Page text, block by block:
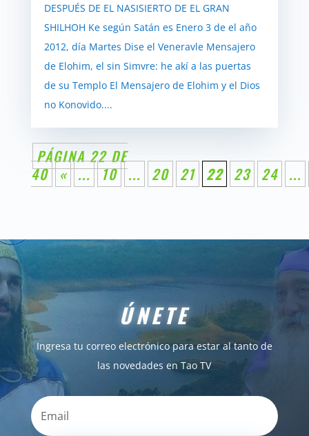
DESPUÉS DE EL NASISIERTO DE EL GRAN
SHILHOH Ke según Satán es Enero 3 de el año
2012, día Martes Dise el Veneravle Mensajero
de Elohim, el sin Simvre: he akí a las puertas
de su Templo El Mensajero de Elohim y el Dios
no Konovido....
PÁGINA 22 DE
40 « ... 10 ... 20 21 22 23 24 ...
ÚNETE
Ingresa tu correo electrónico para estar al tanto de
las novedades en Tao TV